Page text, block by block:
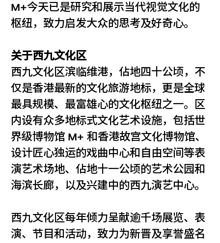
M+今天已是研究和展示当代视觉文化的
枢纽，致力启发大众的思考及好奇心。
关于西九文化区
西九文化区滨临维港，佔地四十公顷，不
仅是香港最新的文化旅游地标，更是全球
最具规模、最富雄心的文化枢纽之一。区
内设有众多地标式文化艺术设施，包括世
界级博物馆 M+ 和香港故宫文化博物馆、
设计匠心独运的戏曲中心和自由空间等表
演艺术场地、佔地十一公顷的艺术公园和
海滨长廊，以及兴建中的西九演艺中心。
西九文化区每年倾力呈献逾千场展览、表
演、节目和活动，致力为新晋及享誉盛名